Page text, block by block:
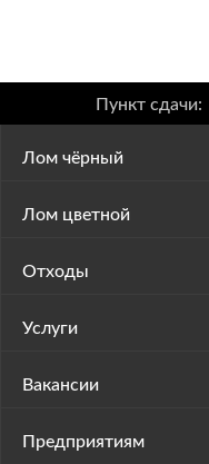
Лом чёрный
Лом цветной
Отходы
Услуги
Вакансии
Предприятиям
Пункт сдачи: